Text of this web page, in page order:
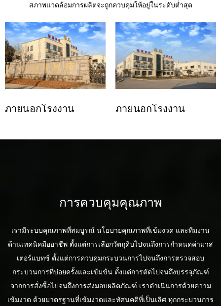
สภาพแวดล้อมการผลิตจะถูกควบคุมให้อยู่ในระดับต่ำสุด
ภายนอกโรงงาน ภายนอกโรงงาน
การควบคุมคุณภาพ
เรามีระบบคุณภาพที่สมบูรณ์ นโยบายคุณภาพที่เข้มงวด และทีมงาน
ด้านเทคนิคมืออาชีพ ตั้งแต่การเลือกวัตถุดิบไปจนถึงการกำหนดค่ามาส
เตอร์แบทช์ ตั้งแต่การควบคุมกระบวนการไปจนถึงการตรวจสอบ
กระบวนการที่บ่อยครั้งและเข้มข้น ตั้งแต่การตัดไปจนถึงบรรจุภัณฑ์
จากการสั่งซื้อไปจนถึงการส่งมอบผลิตภัณฑ์ เราดำเนินการด้วยความ
เข้มงวด ด้วยมาตรฐานที่เข้มงวดและทัศนคติที่เป็นเลิศ ทุกกระบวนการ